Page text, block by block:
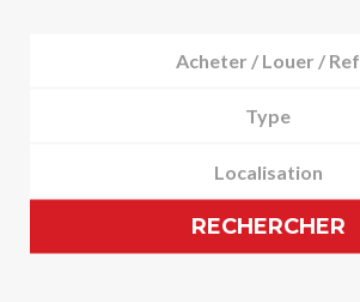
Acheter / Louer / Ref
Type
RECHERCHER